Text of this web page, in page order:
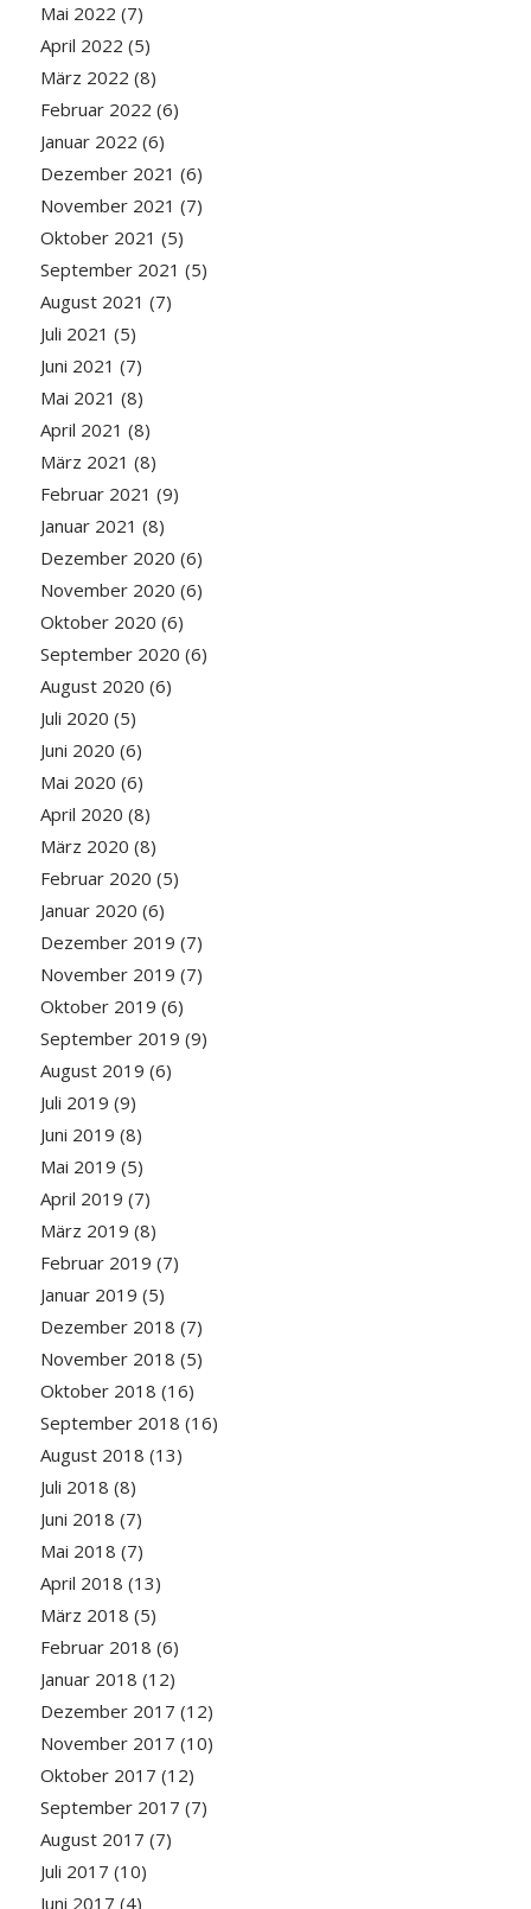
Mai 2022 (7)
April 2022 (5)
März 2022 (8)
Februar 2022 (6)
Januar 2022 (6)
Dezember 2021 (6)
November 2021 (7)
Oktober 2021 (5)
September 2021 (5)
August 2021 (7)
Juli 2021 (5)
Juni 2021 (7)
Mai 2021 (8)
April 2021 (8)
März 2021 (8)
Februar 2021 (9)
Januar 2021 (8)
Dezember 2020 (6)
November 2020 (6)
Oktober 2020 (6)
September 2020 (6)
August 2020 (6)
Juli 2020 (5)
Juni 2020 (6)
Mai 2020 (6)
April 2020 (8)
März 2020 (8)
Februar 2020 (5)
Januar 2020 (6)
Dezember 2019 (7)
November 2019 (7)
Oktober 2019 (6)
September 2019 (9)
August 2019 (6)
Juli 2019 (9)
Juni 2019 (8)
Mai 2019 (5)
April 2019 (7)
März 2019 (8)
Februar 2019 (7)
Januar 2019 (5)
Dezember 2018 (7)
November 2018 (5)
Oktober 2018 (16)
September 2018 (16)
August 2018 (13)
Juli 2018 (8)
Juni 2018 (7)
Mai 2018 (7)
April 2018 (13)
März 2018 (5)
Februar 2018 (6)
Januar 2018 (12)
Dezember 2017 (12)
November 2017 (10)
Oktober 2017 (12)
September 2017 (7)
August 2017 (7)
Juli 2017 (10)
Juni 2017 (4)